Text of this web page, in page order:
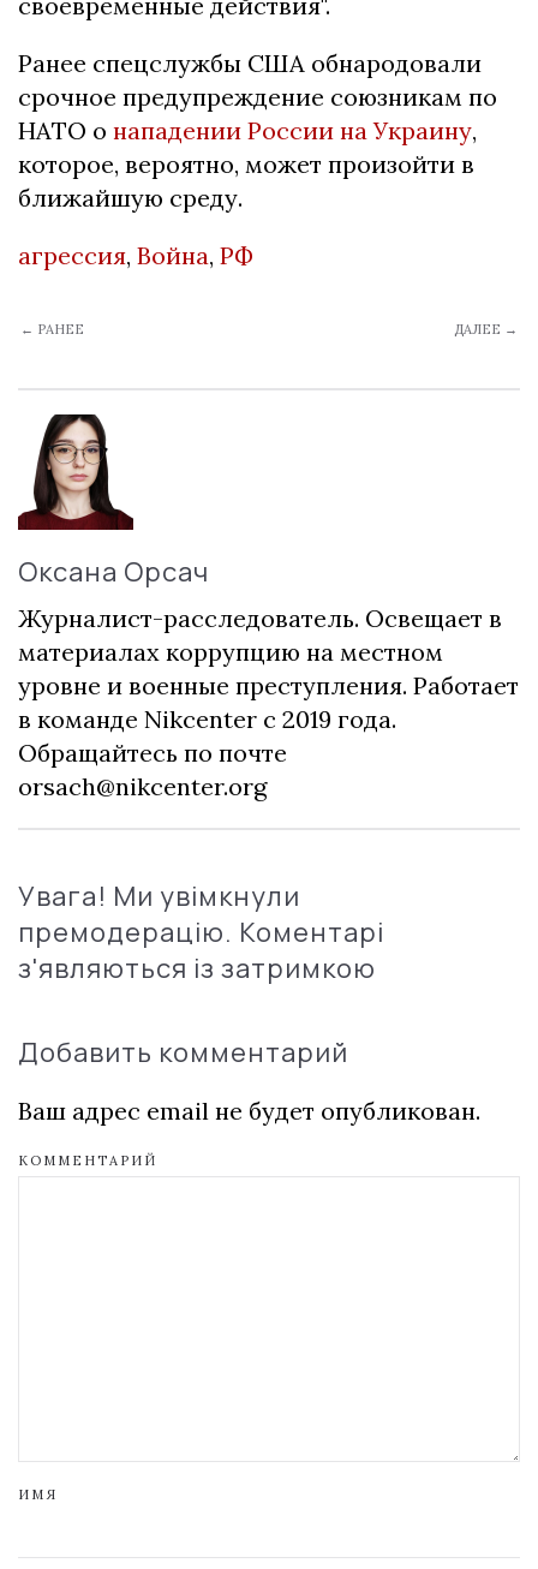
Ранее спецслужбы США обнародовали
срочное предупреждение союзникам по
НАТО о нападении России на Украину,
которое, вероятно, может произойти в
ближайшую среду.
агрессия, Война, РФ
← РАНЕЕ ДАЛЕЕ →
Оксана Орсач
Журналист-расследователь. Освещает в
материалах коррупцию на местном
уровне и военные преступления. Работает
в команде Nikcenter с 2019 года.
Обращайтесь по почте
orsach@nikcenter.org
Увага! Ми увімкнули
премодерацію. Коментарі
з'являються із затримкою
Добавить комментарий
Ваш адрес email не будет опубликован.
КОММЕНТАРИЙ
ИМЯ